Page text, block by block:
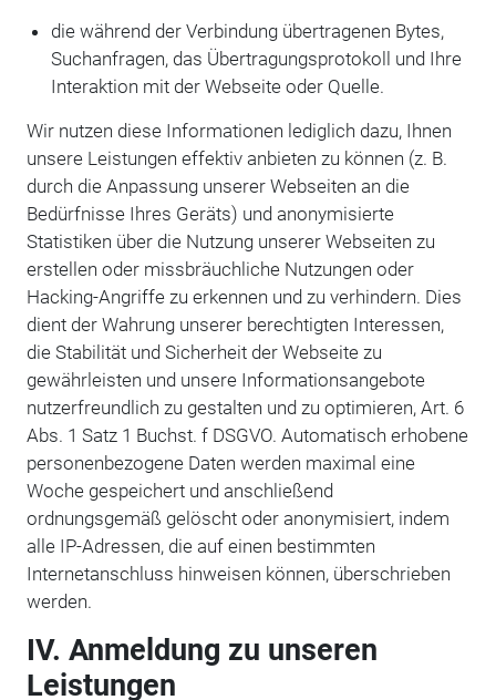
die während der Verbindung übertragenen Bytes,
Suchanfragen, das Übertragungsprotokoll und Ihre
Interaktion mit der Webseite oder Quelle.
Wir nutzen diese Informationen lediglich dazu, Ihnen
unsere Leistungen effektiv anbieten zu können (z. B.
durch die Anpassung unserer Webseiten an die
Bedürfnisse Ihres Geräts) und anonymisierte
Statistiken über die Nutzung unserer Webseiten zu
erstellen oder missbräuchliche Nutzungen oder
Hacking-Angriffe zu erkennen und zu verhindern. Dies
dient der Wahrung unserer berechtigten Interessen,
die Stabilität und Sicherheit der Webseite zu
gewährleisten und unsere Informationsangebote
nutzerfreundlich zu gestalten und zu optimieren, Art. 6
Abs. 1 Satz 1 Buchst. f DSGVO. Automatisch erhobene
personenbezogene Daten werden maximal eine
Woche gespeichert und anschließend
ordnungsgemäß gelöscht oder anonymisiert, indem
alle IP-Adressen, die auf einen bestimmten
Internetanschluss hinweisen können, überschrieben
werden.
IV. Anmeldung zu unseren
Leistungen